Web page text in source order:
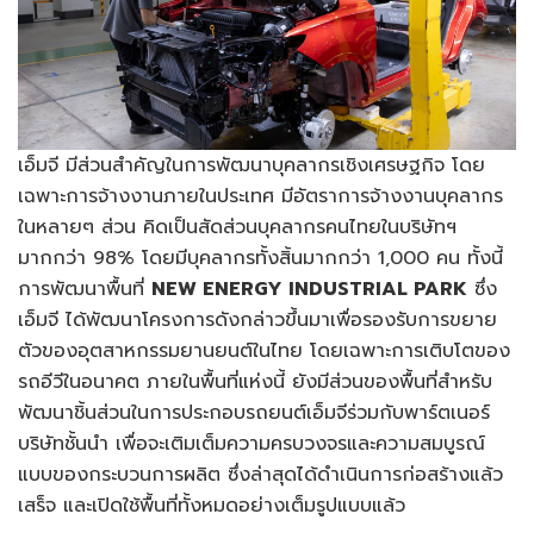
เอ็มจี มีส่วนสำคัญในการพัฒนาบุคลากรเชิงเศรษฐกิจ โดย
เฉพาะการจ้างงานภายในประเทศ มีอัตราการจ้างงานบุคลากร
ในหลายๆ ส่วน คิดเป็นสัดส่วนบุคลากรคนไทยในบริษัทฯ
มากกว่า 98% โดยมีบุคลากรทั้งสิ้นมากกว่า 1,000 คน ทั้งนี้
การพัฒนาพื้นที่ NEW ENERGY INDUSTRIAL PARK ซึ่ง
เอ็มจี ได้พัฒนาโครงการดังกล่าวขึ้นมาเพื่อรองรับการขยาย
ตัวของอุตสาหกรรมยานยนต์ในไทย โดยเฉพาะการเติบโตของ
รถอีวีในอนาคต ภายในพื้นที่แห่งนี้ ยังมีส่วนของพื้นที่สำหรับ
พัฒนาชิ้นส่วนในการประกอบรถยนต์เอ็มจีร่วมกับพาร์ตเนอร์
บริษัทชั้นนำ เพื่อจะเติมเต็มความครบวงจรและความสมบูรณ์
แบบของกระบวนการผลิต ซึ่งล่าสุดได้ดำเนินการก่อสร้างแล้ว
เสร็จ และเปิดใช้พื้นที่ทั้งหมดอย่างเต็มรูปแบบแล้ว